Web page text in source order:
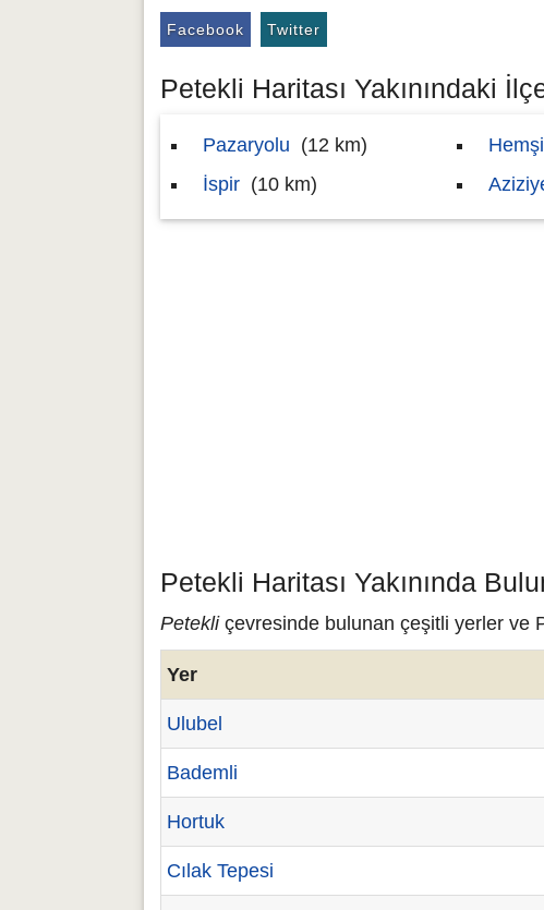
Facebook Twitter
Petekli Haritası Yakınındaki
Pazaryolu (12 km)
İspir (10 km)
Petekli Haritası Yakınında
Petekliçevresinde bulunan çeşitli yerler ve
Yer
Ulubel
Bademli
Hortuk
Cılak Tepesi